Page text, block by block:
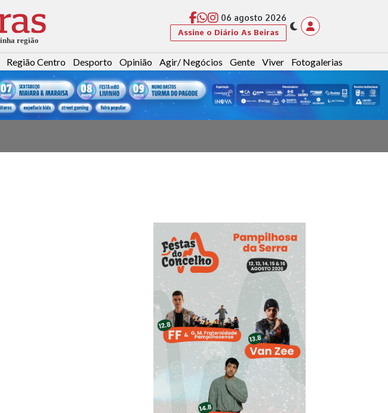
06 agosto 2026
Assine o Diário As Beiras
Região Centro Desporto Opinião Agir/ Negócios Gente Viver Fotogalerias